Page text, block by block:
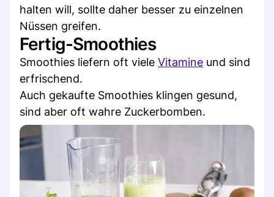
halten will, sollte daher besser zu einzelnen
Nüssen greifen.
Fertig-Smoothies
Smoothies liefern oft viele Vitamine und sind
erfrischend.
Auch gekaufte Smoothies klingen gesund,
sind aber oft wahre Zuckerbomben.